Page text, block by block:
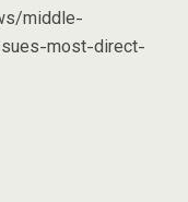
middle-
most-direct-